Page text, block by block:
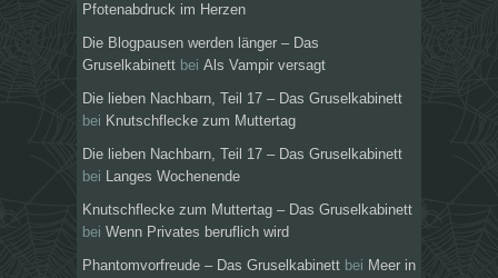
Pfotenabdruck im Herzen
Die Blogpausen werden länger – Das
Gruselkabinett bei Als Vampir versagt
Die lieben Nachbarn, Teil 17 – Das Gruselkabinett
bei Knutschflecke zum Muttertag
Die lieben Nachbarn, Teil 17 – Das Gruselkabinett
bei Langes Wochenende
Knutschflecke zum Muttertag – Das Gruselkabinett
bei Wenn Privates beruflich wird
Phantomvorfreude – Das Gruselkabinett bei Meer in